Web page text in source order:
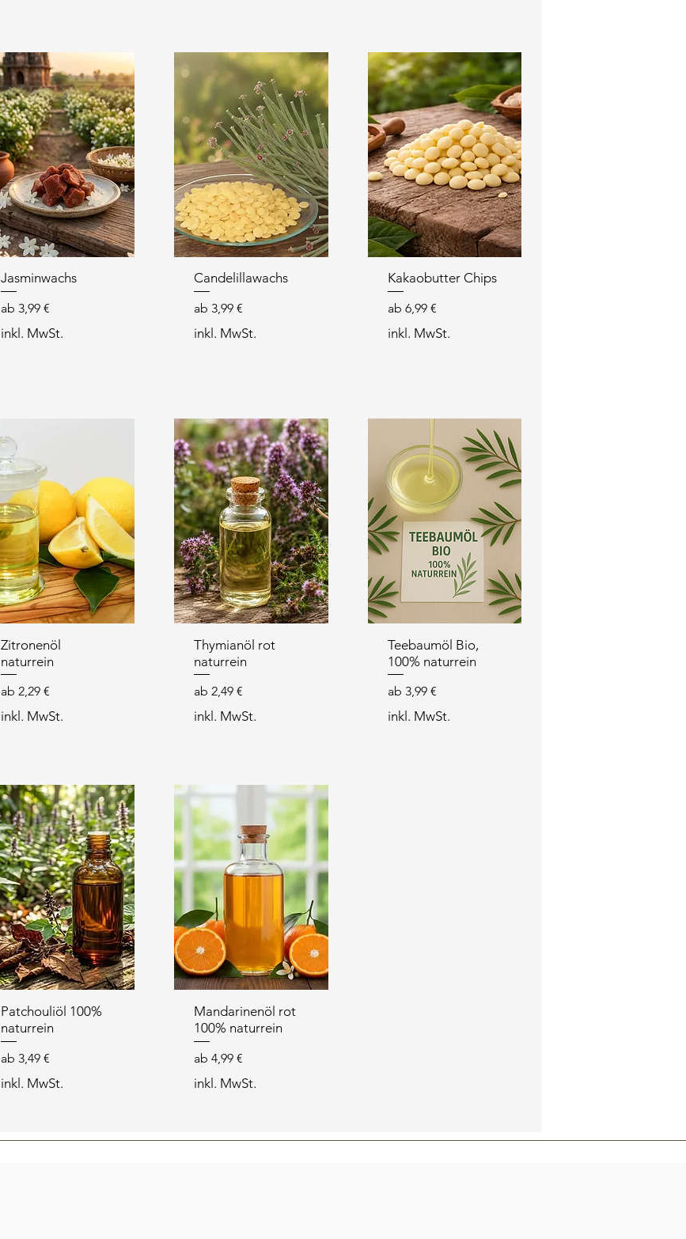
Jasminwachs
ab 3,99 €
Sale-Preis
inkl. MwSt.
Candelillawachs
ab 3,99 €
Sale-Preis
inkl. MwSt.
Kakaobutter Chips
ab 6,99 €
Sale-Preis
inkl. MwSt.
Zitronenöl
naturrein
ab 2,29 €
Sale-Preis
inkl. MwSt.
Thymianöl rot
naturrein
ab 2,49 €
Sale-Preis
inkl. MwSt.
Teebaumöl Bio,
100% naturrein
ab 3,99 €
Sale-Preis
inkl. MwSt.
Patchouliöl 100%
naturrein
ab 3,49 €
Sale-Preis
inkl. MwSt.
Mandarinenöl rot
100% naturrein
ab 4,99 €
Sale-Preis
inkl. MwSt.